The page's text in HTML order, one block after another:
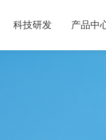
科技研发 产品中